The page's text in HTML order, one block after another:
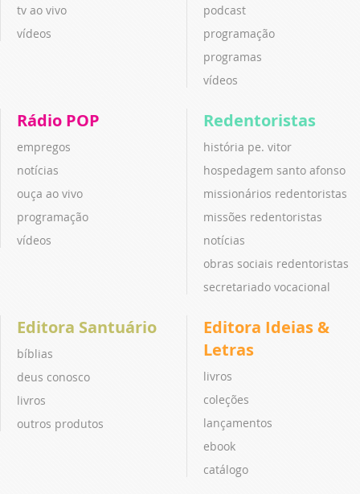
tv ao vivo
vídeos
podcast
programação
programas
vídeos
Rádio POP
empregos
notícias
ouça ao vivo
programação
vídeos
Redentoristas
história pe. vitor
hospedagem santo afonso
missionários redentoristas
missões redentoristas
notícias
obras sociais redentoristas
secretariado vocacional
Editora Santuário
bíblias
deus conosco
livros
outros produtos
Editora Ideias &
Letras
livros
coleções
lançamentos
ebook
catálogo